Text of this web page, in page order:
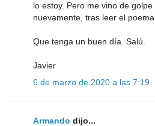
lo estoy. Pero me vino de
nuevamente, tras leer el
Que tenga un buen día. Salú.
Javier
6 de marzo de 2020 a las 7:19
Armando dijo...